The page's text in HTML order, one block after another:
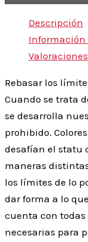
Descripción
Rebasar los
Cuando se trata
se desarrolla
prohibido.
desafían el statu
maneras
los límites de lo
dar forma a lo
cuenta con
necesarias para